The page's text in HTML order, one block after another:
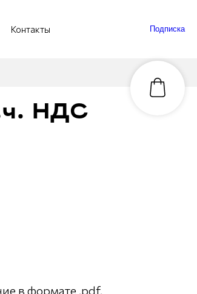
Контакты Подписка
НДС
в формате .pdf.